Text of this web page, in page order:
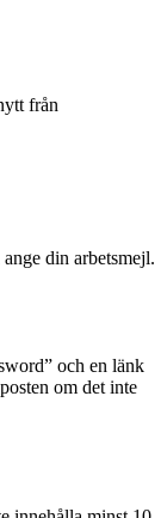
från
din arbetsmejl.
och en länk
om det inte